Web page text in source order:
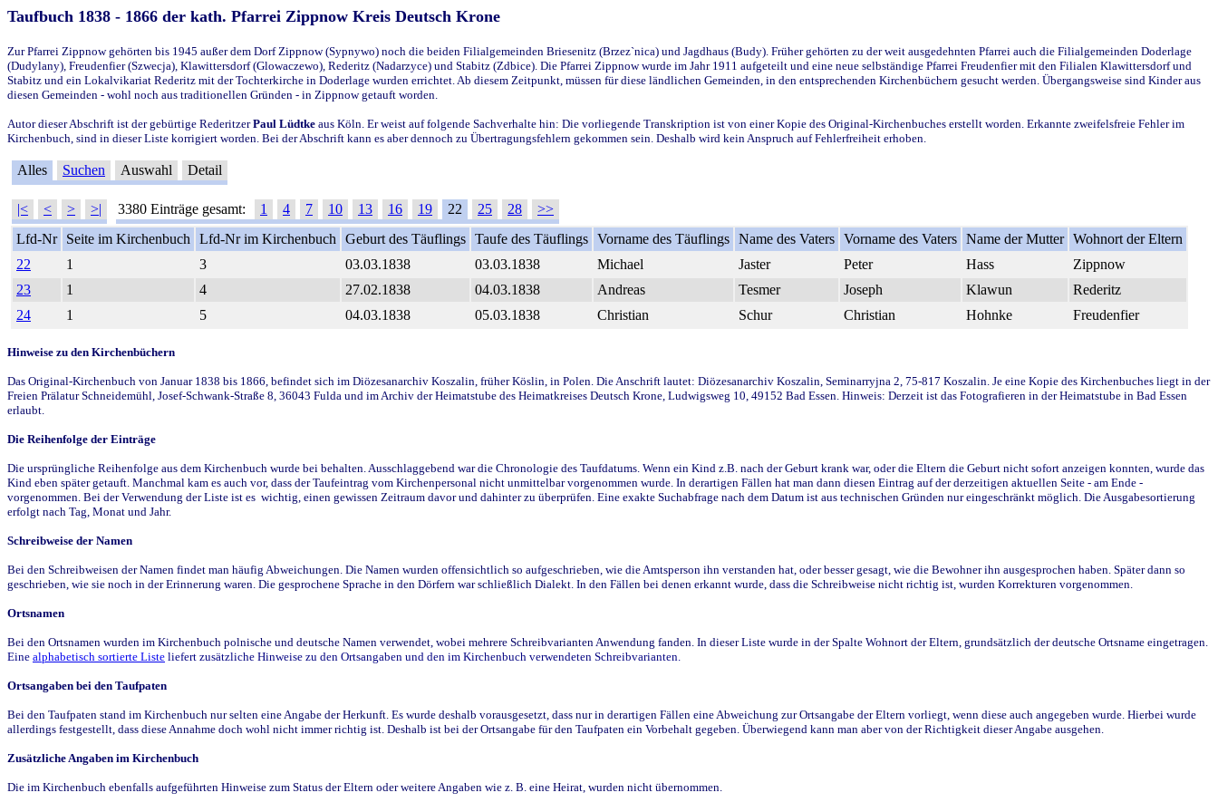
Taufbuch 1838 - 1866 der kath. Pfarrei Zippnow Kreis Deutsch Krone
Zur Pfarrei Zippnow gehörten bis 1945 außer dem Dorf Zippnow (Sypnywo) noch die beiden Filialgemeinden Briesenitz (Brzez`nica) und Jagdhaus (Budy). Früher gehörten zu der weit ausgedehnten Pfarrei auch die Filialgemeinden Doderlage
(Dudylany), Freudenfier (Szwecja), Klawittersdorf (Glowaczewo), Rederitz (Nadarzyce) und Stabitz (Zdbice). Die Pfarrei Zippnow wurde im Jahr 1911 aufgeteilt und eine neue selbständige Pfarrei Freudenfier mit den Filialen Klawittersdorf und
Stabitz und ein Lokalvikariat Rederitz mit der Tochterkirche in Doderlage wurden errichtet. Ab diesem Zeitpunkt, müssen für diese ländlichen Gemeinden, in den entsprechenden Kirchenbüchern gesucht werden. Übergangsweise sind Kinder aus
diesen Gemeinden - wohl noch aus traditionellen Gründen - in Zippnow getauft worden.
Autor dieser Abschrift ist der gebürtige RederitzerPaul Lüdtke aus Köln. Er weist auf folgende Sachverhalte hin: Die vorliegende Transkription ist von einer Kopie des Original-Kirchenbuches erstellt worden. Erkannte zweifelsfreie Fehler im
Kirchenbuch, sind in dieser Liste korrigiert worden. Bei der Abschrift kann es aber dennoch zu Übertragungsfehlern gekommen sein. Deshalb wird kein Anspruch auf Fehlerfreiheit erhoben.
Alles Suchen Auswahl Detail
|< < > >| 3380 Einträge gesamt: 1 4 7 10 13 16 19 22 25 28
>>
Lfd-Nr
Seite im Kirchenbuch Lfd-Nr im Kirchenbuch Geburt des Täuflings Taufe des Täuflings Vorname des Täuflings Name des Vaters Vorname des Vaters Name der Mutter Wohnort der Eltern
22
1 3 03.03.1838 03.03.1838 Michael Jaster Peter Hass
Zippnow
23
1 4 27.02.1838 04.03.1838 Andreas Tesmer Joseph Klawun
Rederitz
24
1 5 04.03.1838 05.03.1838 Christian Schur Christian Hohnke Freudenfier
Hinweise zu den Kirchenbüchern
Das Original-Kirchenbuch von Januar 1838 bis 1866, befindet sich im Diözesanarchiv Koszalin, früher Köslin, in Polen. Die Anschrift lautet: Diözesanarchiv Koszalin, Seminarryjna 2, 75-817 Koszalin. Je eine Kopie des Kirchenbuches liegt in der
Freien Prälatur Schneidemühl, Josef-Schwank-Straße 8, 36043 Fulda und im Archiv der Heimatstube des Heimatkreises Deutsch Krone, Ludwigsweg 10, 49152 Bad Essen. Hinweis: Derzeit ist das Fotografieren in der Heimatstube in Bad Essen
erlaubt.
Die Reihenfolge der Einträge
Die ursprüngliche Reihenfolge aus dem Kirchenbuch wurde bei behalten. Ausschlaggebend war die Chronologie des Taufdatums. Wenn ein Kind z.B. nach der Geburt krank war, oder die Eltern die Geburt nicht sofort anzeigen konnten, wurde das
Kind eben später getauft. Manchmal kam es auch vor, dass der Taufeintrag vom Kirchenpersonal nicht unmittelbar vorgenommen wurde. In derartigen Fällen hat man dann diesen Eintrag auf der derzeitigen aktuellen Seite - am Ende -
vorgenommen. Bei der Verwendung der Liste ist es wichtig, einen gewissen Zeitraum davor und dahinter zu überprüfen. Eine exakte Suchabfrage nach dem Datum ist aus technischen Gründen nur eingeschränkt möglich. Die Ausgabesortierung
erfolgt nach Tag, Monat und Jahr.
Schreibweise der Namen
Bei den Schreibweisen der Namen findet man häufig Abweichungen. Die Namen wurden offensichtlich so aufgeschrieben, wie die Amtsperson ihn verstanden hat, oder besser gesagt, wie die Bewohner ihn ausgesprochen haben. Später dann so
geschrieben, wie sie noch in der Erinnerung waren. Die gesprochene Sprache in den Dörfern war schließlich Dialekt. In den Fällen bei denen erkannt wurde, dass die Schreibweise nicht richtig ist, wurden Korrekturen vorgenommen.
Ortsnamen
Bei den Ortsnamen wurden im Kirchenbuch polnische und deutsche Namen verwendet, wobei mehrere Schreibvarianten Anwendung fanden. In dieser Liste wurde in der Spalte Wohnort der Eltern, grundsätzlich der deutsche Ortsname eingetragen.
Eine alphabetisch sortierte Liste liefert zusätzliche Hinweise zu den Ortsangaben und den im Kirchenbuch verwendeten Schreibvarianten.
Ortsangaben bei den Taufpaten
Bei den Taufpaten stand im Kirchenbuch nur selten eine Angabe der Herkunft. Es wurde deshalb vorausgesetzt, dass nur in derartigen Fällen eine Abweichung zur Ortsangabe der Eltern vorliegt, wenn diese auch angegeben wurde. Hierbei wurde
allerdings festgestellt, dass diese Annahme doch wohl nicht immer richtig ist. Deshalb ist bei der Ortsangabe für den Taufpaten ein Vorbehalt gegeben. Überwiegend kann man aber von der Richtigkeit dieser Angabe ausgehen.
Zusätzliche Angaben im Kirchenbuch
Die im Kirchenbuch ebenfalls aufgeführten Hinweise zum Status der Eltern oder weitere Angaben wie z. B. eine Heirat, wurden nicht übernommen.